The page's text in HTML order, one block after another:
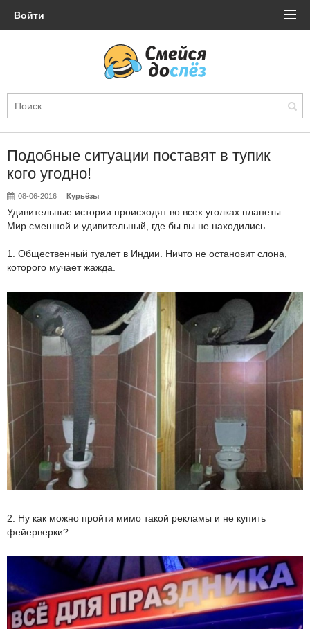
Войти
Подобные ситуации поставят в тупик
кого угодно!
08-06-2016 Курьёзы
Удивительные истории происходят во всех уголках планеты.
Мир смешной и удивительный, где бы вы не находились.
1. Общественный туалет в Индии. Ничто не остановит слона,
которого мучает жажда.
2. Ну как можно пройти мимо такой рекламы и не купить
фейерверки?